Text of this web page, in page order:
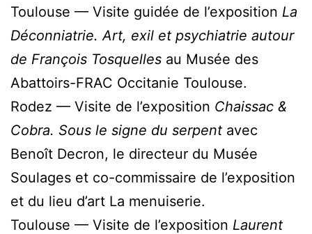
Toulouse — Visite guidée de l’exposition La
Déconniatrie. Art, exil et psychiatrie autour
de François Tosquelles au Musée des
Abattoirs-FRAC Occitanie Toulouse.
Rodez — Visite de l’exposition Chaissac &
Cobra. Sous le signe du serpent avec
Benoît Decron, le directeur du Musée
Soulages et co-commissaire de l’exposition
et du lieu d’art La menuiserie.
Toulouse — Visite de l’exposition Laurent